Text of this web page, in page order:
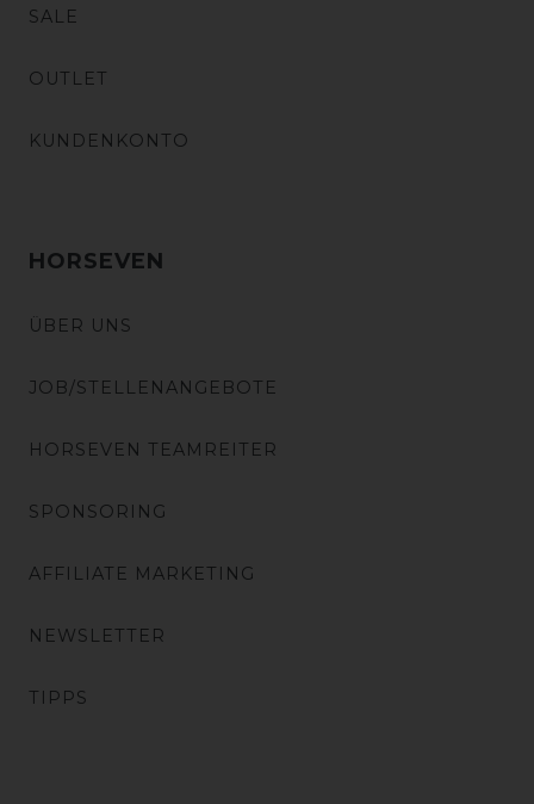
SALE
OUTLET
KUNDENKONTO
HORSEVEN
ÜBER UNS
JOB/STELLENANGEBOTE
HORSEVEN TEAMREITER
SPONSORING
AFFILIATE MARKETING
NEWSLETTER
TIPPS